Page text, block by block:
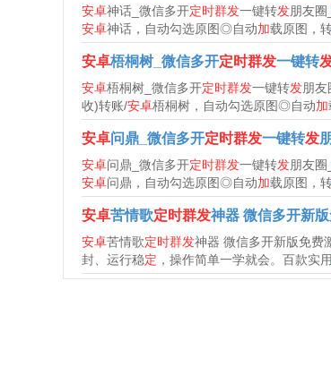
安卓神话_微信多开定时群发一键转发朋友圈_
安卓神话，自动勾选原图◎自动加载原图，
安卓梧桐树_微信多开定时群发一键转
安卓梧桐树_微信多开定时群发一键转发朋友
收)转账/安卓梧桐树，自动勾选原图◎自动加
安卓问鼎_微信多开定时群发一键转发
安卓问鼎_微信多开定时群发一键转发朋友圈_
安卓问鼎，自动勾选原图◎自动加载原图，
安卓苦情歌定时群发神器 微信多开新
安卓苦情歌定时群发神器 微信多开新版免费
封、运行稳定 ，操作简单一学就会。百款实用